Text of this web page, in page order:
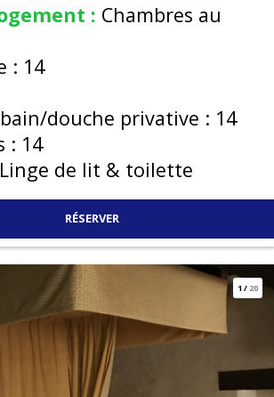
: Chambres au
: 14
douche privative : 14
: 14
de lit & toilette
RÉSERVER
1/ 20